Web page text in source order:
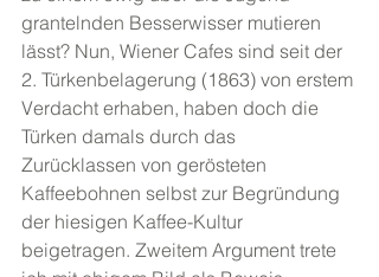
grantelnden Besserwisser mutieren
lässt? Nun, Wiener Cafes sind seit der
2. Türkenbelagerung (1863) von erstem
Verdacht erhaben, haben doch die
Türken damals durch das
Zurücklassen von gerösteten
Kaffeebohnen selbst zur Begründung
der hiesigen Kaffee-Kultur
beigetragen. Zweitem Argument trete